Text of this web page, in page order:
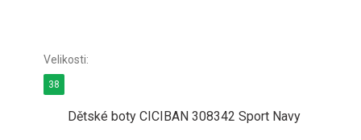
Dětské boty CICIBAN 308342 Sport Navy
38